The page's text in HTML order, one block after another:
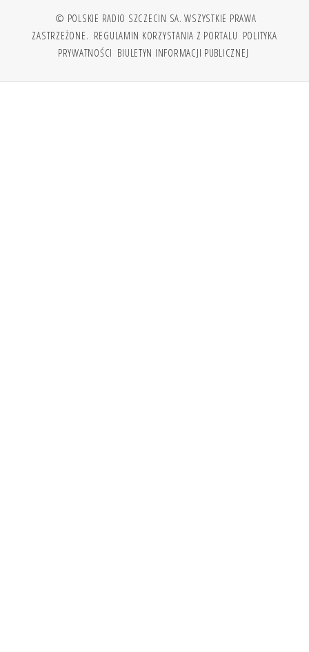
© POLSKIE RADIO SZCZECIN SA. WSZYSTKIE PRAWA
ZASTRZEŻONE. REGULAMIN KORZYSTANIA Z PORTALU POLITYKA
PRYWATNOŚCI BIULETYN INFORMACJI PUBLICZNEJ